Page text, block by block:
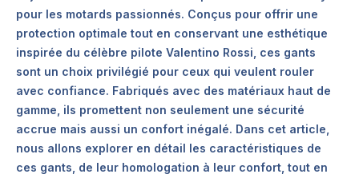
pour les motards passionnés. Conçus pour offrir une
protection optimale tout en conservant une esthétique
inspirée du célèbre pilote Valentino Rossi, ces gants
sont un choix privilégié pour ceux qui veulent rouler
avec confiance. Fabriqués avec des matériaux haut de
gamme, ils promettent non seulement une sécurité
accrue mais aussi un confort inégalé. Dans cet article,
nous allons explorer en détail les caractéristiques de
ces gants, de leur homologation à leur confort, tout en